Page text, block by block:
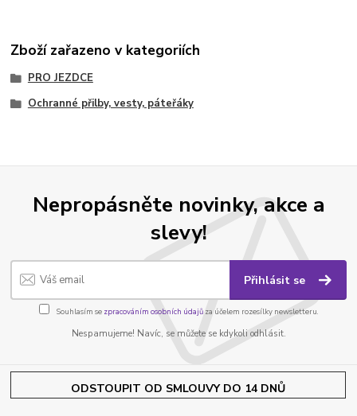
Zboží zařazeno v kategoriích
PRO JEZDCE
Ochranné přilby, vesty, páteřáky
Nepropásněte novinky, akce a
slevy!
Přihlásit se
Souhlasím se zpracováním osobních údajůza účelem rozesílky newsletteru.
Nespamujeme! Navíc, se můžete se kdykoli odhlásit.
ODSTOUPIT OD SMLOUVY DO 14 DNŮ